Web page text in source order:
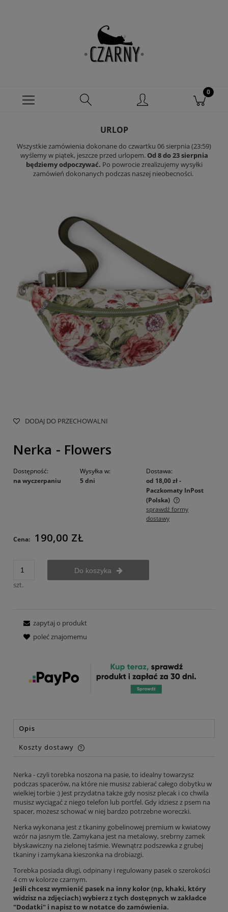
URLOP
Wszystkie zamówienia dokonane do czwartku 06 sierpnia (23:59)
wyślemy w piątek, jeszcze przed urlopem. Od 8 do 23 sierpnia
będziemy odpoczywać. Po powrocie zrealizujemy wysyłki
zamówień dokonanych podczas naszej nieobecności.
DODAJ DO PRZECHOWALNI
Nerka - Flowers
Dostępność:
na wyczerpaniu
Wysyłka w:
5 dni
Dostawa:
od 18,00 zł-
Paczkomaty InPost
(Polska)
Cena nie zawiera ewentualnych kosztów płatności
sprawdź formy
dostawy
Cena: 190,00 ZŁ
szt.
Do koszyka
zapytaj o produkt
poleć znajomemu
Opis
Koszty dostawy
Cena nie zawiera ewentualnych kosztów płatności
Nerka - czyli torebka noszona na pasie, to idealny towarzysz
podczas spacerów, na które nie musisz zabierać całego dobytku w
wielkiej torbie :) Jest przydatna także gdy nosisz plecak i co chwila
musisz wyciągać z niego telefon lub portfel. Gdy idziesz z psem na
spacer, możesz schować w niej bardzo potrzebne woreczki.
Nerka wykonana jest z tkaniny gobelinowej premium w kwiatowy
wzór na jasnym tle. Zamykana jest na metalowy, srebrny zamek
błyskawiczny na zielonej taśmie. Wewnątrz podszewka z grubej
tkaniny i zamykana kieszonka na drobiazgi.
Torebka posiada długi, odpinany i regulowany pasek o szerokości
4 cm w kolorze czarnym.
Jeśli chcesz wymienić pasek na inny kolor (np, khaki, który
widzisz na zdjęciach) wybierz z tych dostępnych w zakładce
"Dodatki" i napisz to w notatce do zamówienia.